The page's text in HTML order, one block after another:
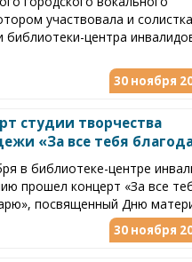
участвовала и солистка
центра
30 ноября
студии творчества
«За все тебя
в библиотеке-центре
прошел концерт «За все
посвященный Дню
30 ноября